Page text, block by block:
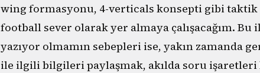
wing formasyonu, 4-verticals konsepti gibi taktik
football sever olarak yer almaya çalışacağım.
yazıyor olmamın sebepleri ise, yakın zamanda
ile ilgili bilgileri paylaşmak, akılda soru işaretleri